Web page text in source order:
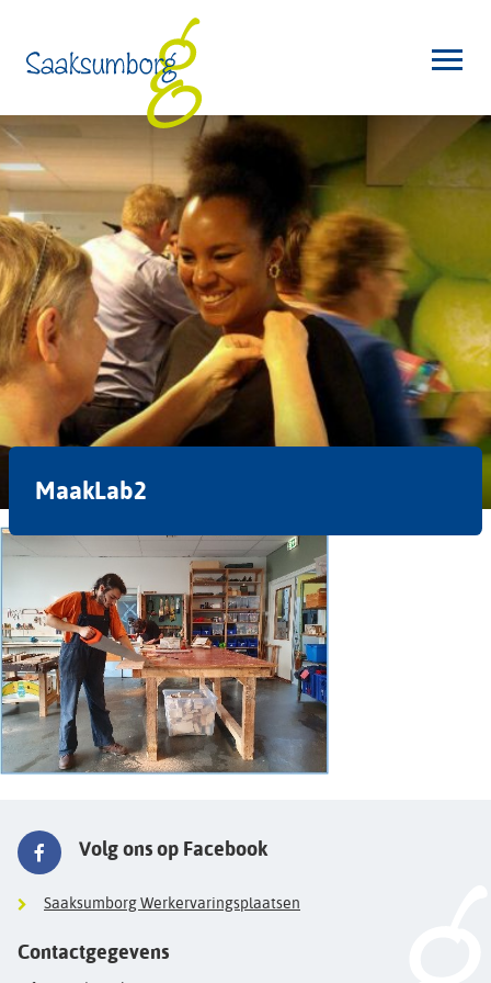
MaakLab2
Volg ons op Facebook
Saaksumborg Werkervaringsplaatsen
Contactgegevens